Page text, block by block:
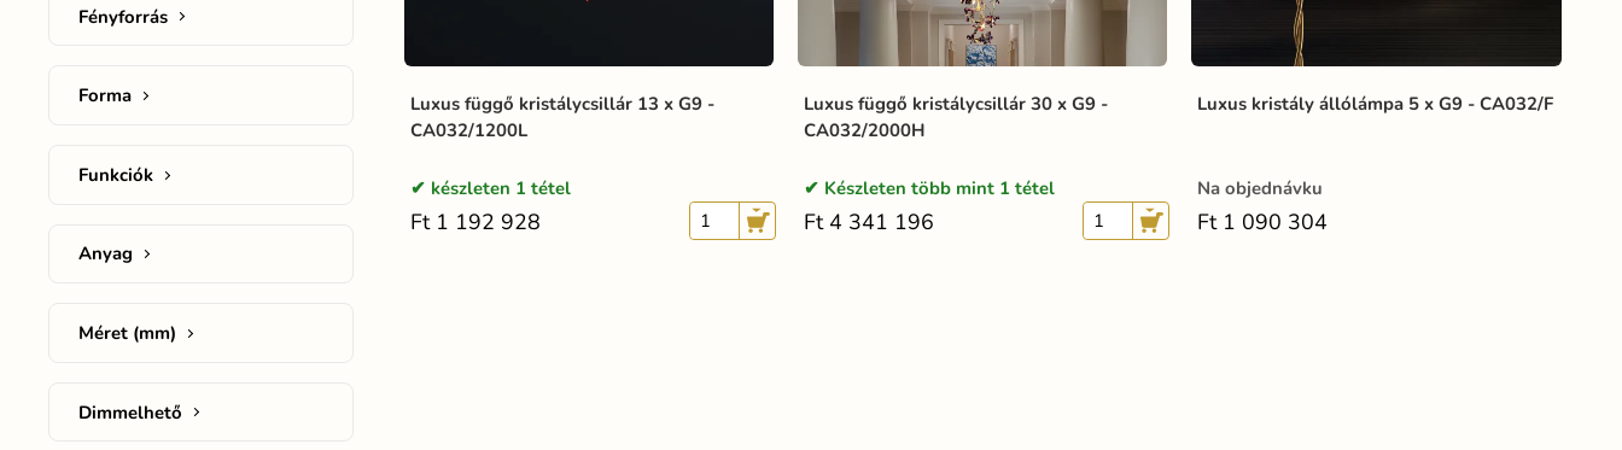
Fényforrás
Forma
Funkciók
Anyag
Méret (mm)
Dimmelhető
Luxus függő kristálycsillár 13 x G9 -
CA032/1200L
készleten 1 tétel
Ft 1 192 928
Luxus függő kristálycsillár 30 x G9 -
CA032/2000H
Készleten több mint 1 tétel
Ft 4 341 196
Luxus kristály állólámpa 5 x G9 - CA032/F
Na objednávku
Ft 1 090 304